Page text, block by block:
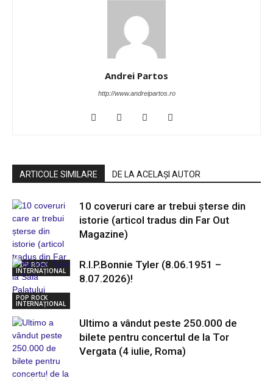
Andrei Partos
http://www.andreipartos.ro
ARTICOLE SIMILARE DE LA ACELAȘI AUTOR
POP ROCK
INTERNAȚIONAL
10 coveruri care ar trebui șterse din
istorie (articol tradus din Far Out
Magazine)
POP ROCK
INTERNAȚIONAL
R.I.P.Bonnie Tyler (8.06.1951 –
8.07.2026)!
Ultimo a vândut peste 250.000 de
bilete pentru concertul de la Tor
Vergata (4 iulie, Roma)